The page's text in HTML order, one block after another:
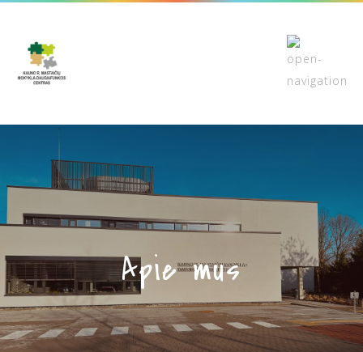
Apie mus